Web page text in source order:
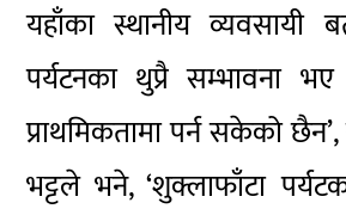
यहाँका स्थानीय व्यवसायी
पर्यटनका थुप्रै सम्भावना
प्राथमिकतामा पर्न सकेको
भट्टले भने, ‘शुक्लाफाँटा